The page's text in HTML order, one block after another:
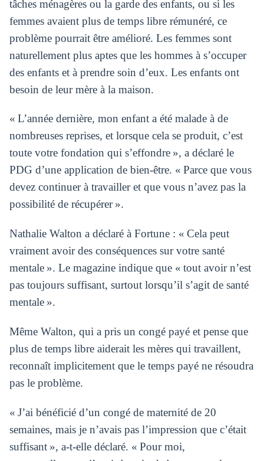
tâches ménagères ou la garde des enfants, ou si les
femmes avaient plus de temps libre rémunéré, ce
problème pourrait être amélioré. Les femmes sont
naturellement plus aptes que les hommes à s’occuper
des enfants et à prendre soin d’eux. Les enfants ont
besoin de leur mère à la maison.
« L’année dernière, mon enfant a été malade à de
nombreuses reprises, et lorsque cela se produit, c’est
toute votre fondation qui s’effondre », a déclaré le
PDG d’une application de bien-être. « Parce que vous
devez continuer à travailler et que vous n’avez pas la
possibilité de récupérer ».
Nathalie Walton a déclaré à Fortune : « Cela peut
vraiment avoir des conséquences sur votre santé
mentale ». Le magazine indique que « tout avoir n’est
pas toujours suffisant, surtout lorsqu’il s’agit de santé
mentale ».
Même Walton, qui a pris un congé payé et pense que
plus de temps libre aiderait les mères qui travaillent,
reconnaît implicitement que le temps payé ne résoudra
pas le problème.
« J’ai bénéficié d’un congé de maternité de 20
semaines, mais je n’avais pas l’impression que c’était
suffisant », a-t-elle déclaré. « Pour moi,